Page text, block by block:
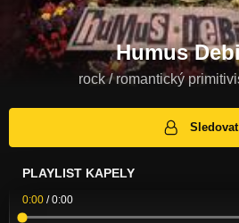
Humus
rock / romantický
Sledovat
PLAYLIST KAPELY
0:00 /0:00